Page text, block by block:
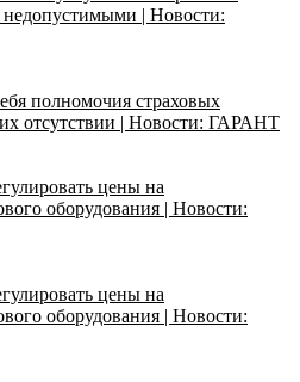
| Новости:
полномочия страховых
отсутствии | Новости: ГАРАНТ
цены на
оборудования | Новости:
цены на
оборудования | Новости: